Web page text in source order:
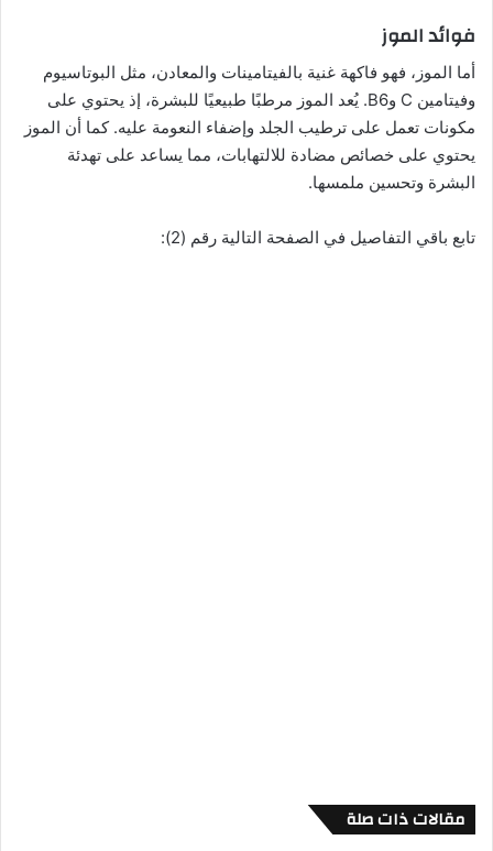
فوائد الموز
أما الموز، فهو فاكهة غنية بالفيتامينات والمعادن، مثل البوتاسيوم
وفيتامين C وB6. يُعد الموز مرطبًا طبيعيًا للبشرة، إذ يحتوي على
مكونات تعمل على ترطيب الجلد وإضفاء النعومة عليه. كما أن الموز
يحتوي على خصائص مضادة للالتهابات، مما يساعد على تهدئة
البشرة وتحسين ملمسها.
تابع باقي التفاصيل في الصفحة التالية رقم (2):
مقالات ذات صلة